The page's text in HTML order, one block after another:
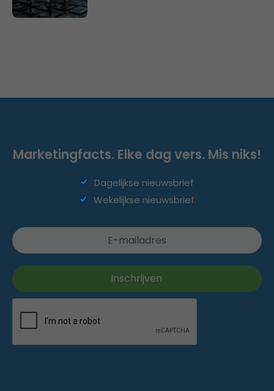
Marketingfacts. Elke dag vers. Mis niks!
Dagelijkse nieuwsbrief
Wekelijkse nieuwsbrief